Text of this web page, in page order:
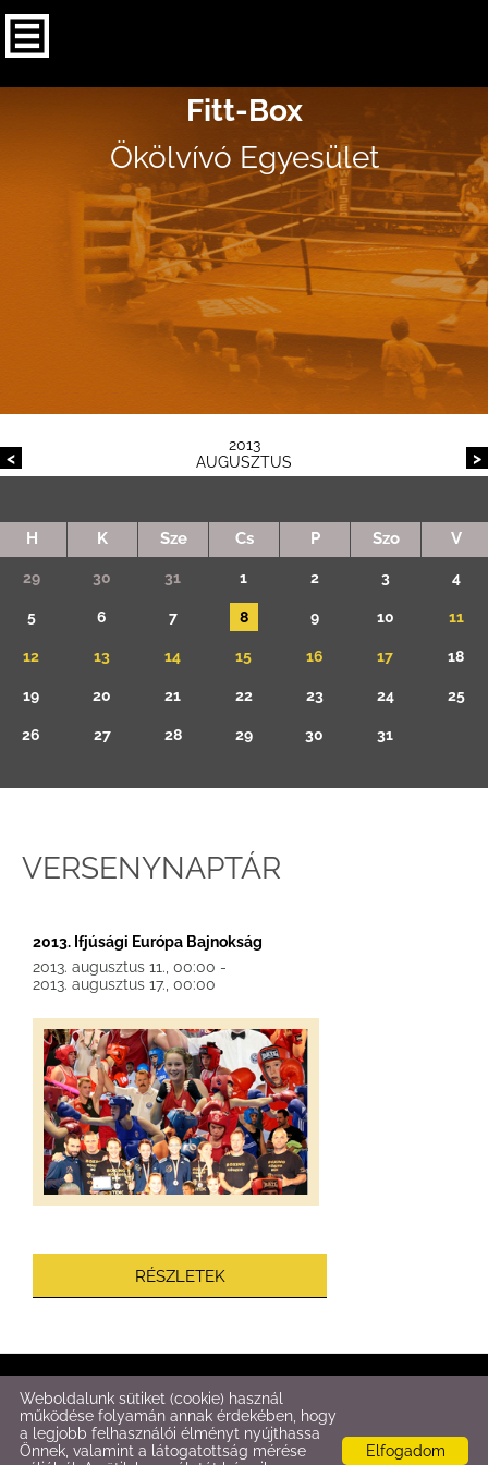
Fitt-Box
Ökölvívó Egyesület
< >
2013
AUGUSZTUS
H K Sze Cs P Szo V
29 30 31 1 2 3 4
5 6 7 8 9 10 11
12 13 14 15 16 17 18
19 20 21 22 23 24 25
26 27 28 29 30 31
VERSENYNAPTÁR
2013. Ifjúsági Európa Bajnokság
2013. augusztus 11., 00:00 -
2013. augusztus 17., 00:00
RÉSZLETEK
© 2026 - Fitt-Box
Oldal információkl Adatkezelési tájékoztatólImpresszum
Elfogadom
Weboldalunk sütiket (cookie) használ
működése folyamán annak érdekében, hogy
a legjobb felhasználói élményt nyújthassa
Önnek, valamint a látogatottság mérése